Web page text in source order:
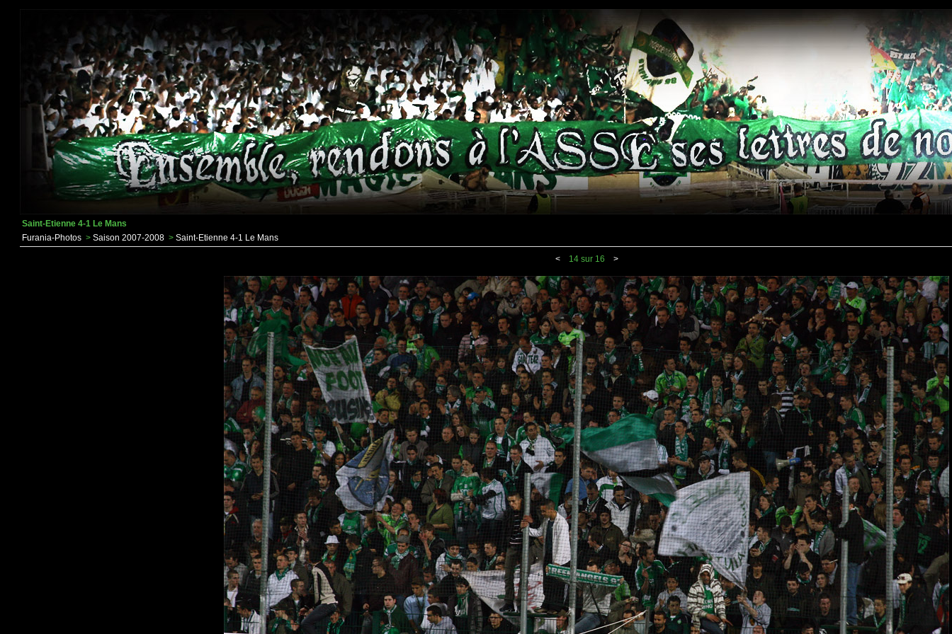
Saint-Etienne 4-1 Le Mans
Furania-Photos > Saison 2007-2008 > Saint-Etienne 4-1 Le Mans
< 14 sur 16 >